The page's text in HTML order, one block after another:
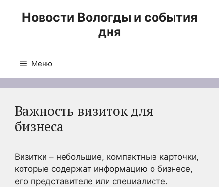
Новости Вологды и события
дня
Меню
Важность визиток для
бизнеса
Визитки – небольшие, компактные карточки,
которые содержат информацию о бизнесе,
его представителе или специалисте.